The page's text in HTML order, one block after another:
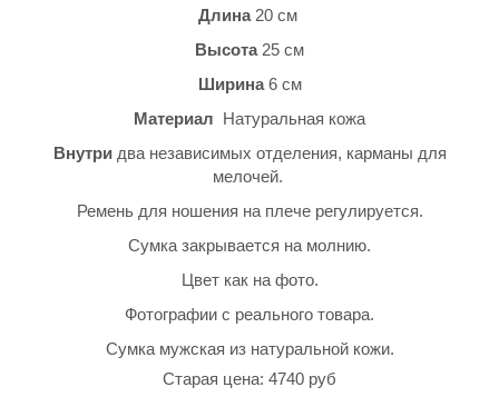
Длина20 см
Высота25 см
Ширина6 см
Материал Натуральная кожа
Внутри два независимых отделения, карманы для
мелочей.
Ремень для ношения на плече регулируется.
Сумка закрывается на молнию.
Цвет как на фото.
Фотографии с реального товара.
Сумка мужская из натуральной кожи.
Старая цена: 4740 руб